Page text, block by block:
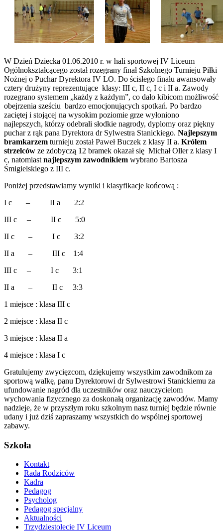
W Dzień Dziecka 01.06.2010 r. w hali sportowej IV Liceum
Ogólnokształcącego został rozegrany finał Szkolnego Turnieju Piłki
Nożnej o Puchar Dyrektora IV LO. Do ścisłego finału awansowały
cztery drużyny reprezentujące klasy: III c, II c, I c i II a. Zawody
rozegrano systemem „każdy z każdym”, co dało kibicom możliwość
obejrzenia sześciu bardzo emocjonujących spotkań. Po bardzo
zaciętej i stojącej na wysokim poziomie grze wyłoniono
najlepszych, którzy odebrali słodkie nagrody, dyplomy oraz piękny
puchar z rąk pana Dyrektora dr Sylwestra Stanickiego. Najlepszym
bramkarzem turnieju został Paweł Buczek z klasy II a. Królem
strzelców ze zdobyczą 12 bramek okazał się Michał Oller z klasy I
c, natomiast najlepszym zawodnikiem wybrano Bartosza
Śmigielskiego z III c.
Poniżej przedstawiamy wyniki i klasyfikacje końcową :
I c – II a 2:2
III c – II c 5:0
II c – I c 3:2
II a – III c 1:4
III c – I c 3:1
II a – II c 3:3
1 miejsce : klasa III c
2 miejsce : klasa II c
3 miejsce : klasa II a
4 miejsce : klasa I c
Gratulujemy zwycięzcom, dziękujemy wszystkim zawodnikom za
sportową walkę, panu Dyrektorowi dr Sylwestrowi Stanickiemu za
ufundowanie nagród dla uczestników oraz nauczycielom
wychowania fizycznego za doskonałą organizację zawodów. Mamy
nadzieje, że w przyszłym roku szkolnym nasz turniej będzie równie
udany i już dziś zapraszamy wszystkich do wspólnej sportowej
zabawy.
Szkoła
Kontakt
Rada Rodziców
Kadra
Pedagog
Psycholog
Pedagog specjalny
Aktualności
Trzydziestolecie IV Liceum